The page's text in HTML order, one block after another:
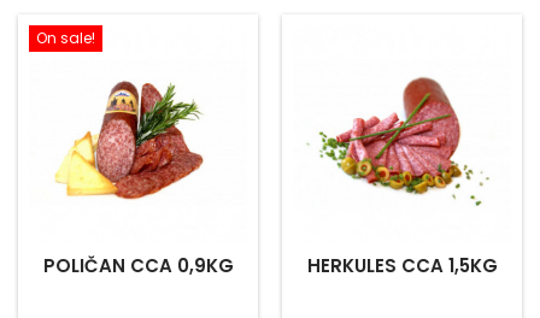
On sale!
POLIČAN CCA 0,9KG HERKULES CCA 1,5KG